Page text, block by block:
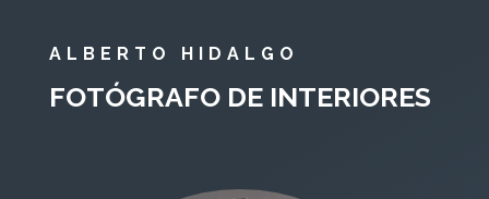
ALBERTO HIDALGO
FOTÓGRAFO DE INTERIORES